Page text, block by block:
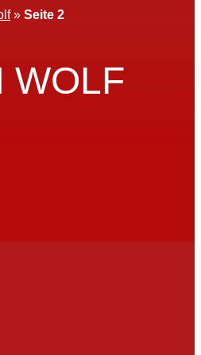
»Seite 2
WOLF